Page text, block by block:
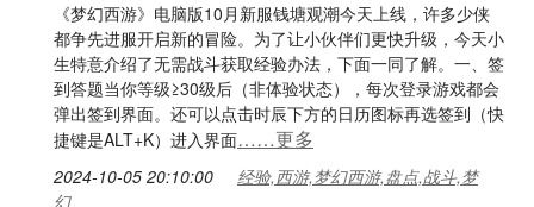
《梦幻西游》电脑版10月新服钱塘观潮今天上线，许多少侠
都争先进服开启新的冒险。为了让小伙伴们更快升级，今天小
生特意介绍了无需战斗获取经验办法，下面一同了解。一、签
到答题当你等级≥30级后（非体验状态），每次登录游戏都会
弹出签到界面。还可以点击时辰下方的日历图标再选签到（快
捷键是ALT+K）进入界面……更多
2024-10-05 20:10:00
经验,西游,梦幻西游,盘点,战斗,梦
幻